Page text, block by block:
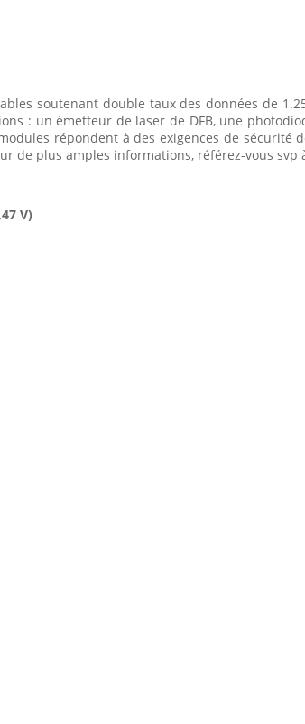
soutenant double taux des données de
: un émetteur de laser de DFB, une
répondent à des exigences de sécurité
de plus amples informations, référez-vous svp à
V)